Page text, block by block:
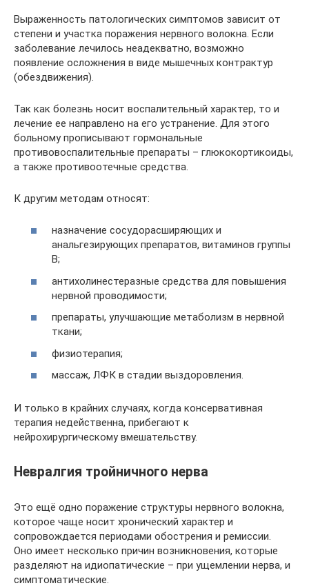
Выраженность патологических симптомов зависит от
степени и участка поражения нервного волокна. Если
заболевание лечилось неадекватно, возможно
появление осложнения в виде мышечных контрактур
(обездвижения).
Так как болезнь носит воспалительный характер, то и
лечение ее направлено на его устранение. Для этого
больному прописывают гормональные
противовоспалительные препараты – глюкокортикоиды,
а также противоотечные средства.
К другим методам относят:
назначение сосудорасширяющих и
анальгезирующих препаратов, витаминов группы
В;
антихолинестеразные средства для повышения
нервной проводимости;
препараты, улучшающие метаболизм в нервной
ткани;
физиотерапия;
массаж, ЛФК в стадии выздоровления.
И только в крайних случаях, когда консервативная
терапия недейственна, прибегают к
нейрохирургическому вмешательству.
Невралгия тройничного нерва
Это ещё одно поражение структуры нервного волокна,
которое чаще носит хронический характер и
сопровождается периодами обострения и ремиссии.
Оно имеет несколько причин возникновения, которые
разделяют на идиопатические – при ущемлении нерва, и
симптоматические.